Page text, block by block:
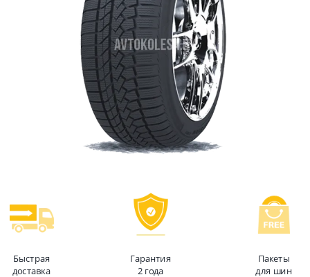
Быстрая
доставка
Гарантия
2 года
Пакеты
для шин